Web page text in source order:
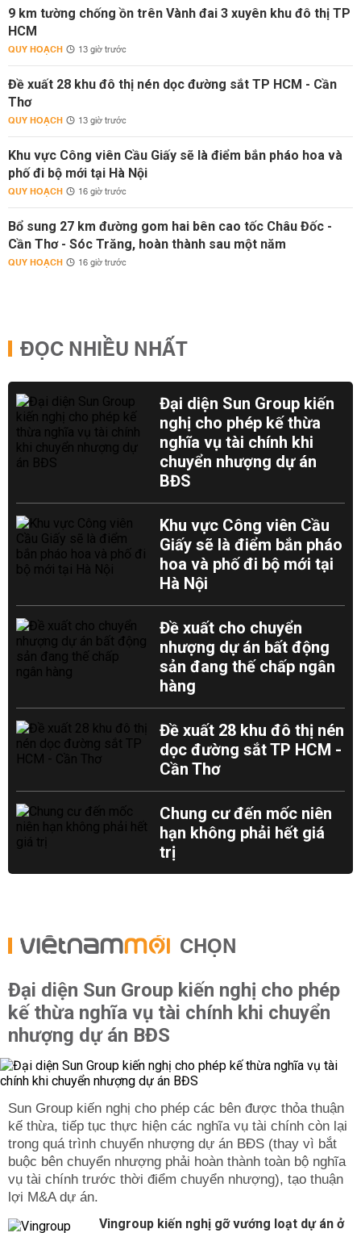
9 km tường chống ồn trên Vành đai 3 xuyên khu đô thị TP
HCM
QUY HOẠCH 13 giờ trước
Đề xuất 28 khu đô thị nén dọc đường sắt TP HCM - Cần
Thơ
QUY HOẠCH 13 giờ trước
Khu vực Công viên Cầu Giấy sẽ là điểm bắn pháo hoa và
phố đi bộ mới tại Hà Nội
QUY HOẠCH 16 giờ trước
Bổ sung 27 km đường gom hai bên cao tốc Châu Đốc -
Cần Thơ - Sóc Trăng, hoàn thành sau một năm
QUY HOẠCH 16 giờ trước
ĐỌC NHIỀU NHẤT
Đại diện Sun Group kiến
nghị cho phép kế thừa
nghĩa vụ tài chính khi
chuyển nhượng dự án
BĐS
Khu vực Công viên Cầu
Giấy sẽ là điểm bắn pháo
hoa và phố đi bộ mới tại
Hà Nội
Đề xuất cho chuyển
nhượng dự án bất động
sản đang thế chấp ngân
hàng
Đề xuất 28 khu đô thị nén
dọc đường sắt TP HCM -
Cần Thơ
Chung cư đến mốc niên
hạn không phải hết giá
trị
CHỌN
Đại diện Sun Group kiến nghị cho phép
kế thừa nghĩa vụ tài chính khi chuyển
nhượng dự án BĐS
Sun Group kiến nghị cho phép các bên được thỏa thuận
kế thừa, tiếp tục thực hiện các nghĩa vụ tài chính còn lại
trong quá trình chuyển nhượng dự án BĐS (thay vì bắt
buộc bên chuyển nhượng phải hoàn thành toàn bộ nghĩa
vụ tài chính trước thời điểm chuyển nhượng), tạo thuận
lợi M&A dự án.
Vingroup kiến nghị gỡ vướng loạt dự án ở